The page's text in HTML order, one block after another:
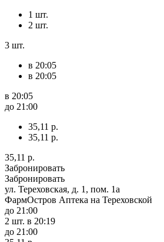
1 шт.
2 шт.
3 шт.
в 20:05
в 20:05
в 20:05
до 21:00
35,11 р.
35,11 р.
35,11 р.
Забронировать
Забронировать
ул. Тереховская, д. 1, пом. 1а
ФармОстров Аптека на Тереховской
до 21:00
2 шт. в 20:19
до 21:00